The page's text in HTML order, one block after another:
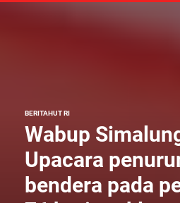
BERITAHUT RI
Wabup
Upacara
bendera pada